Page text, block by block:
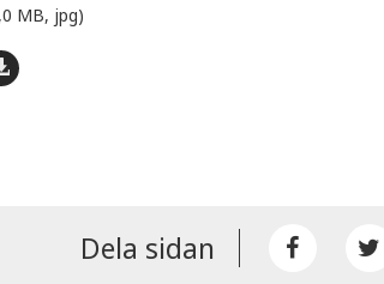
MB, jpg)
Dela sidan